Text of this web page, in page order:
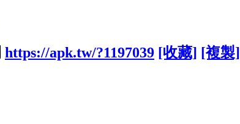
https://apk.tw/?1197039 [收藏] [複製]